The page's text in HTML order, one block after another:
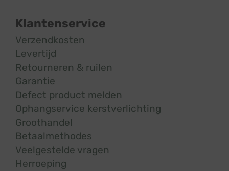
Klantenservice
Verzendkosten
Levertijd
Retourneren & ruilen
Garantie
Defect product melden
Ophangservice kerstverlichting
Groothandel
Betaalmethodes
Veelgestelde vragen
Herroeping